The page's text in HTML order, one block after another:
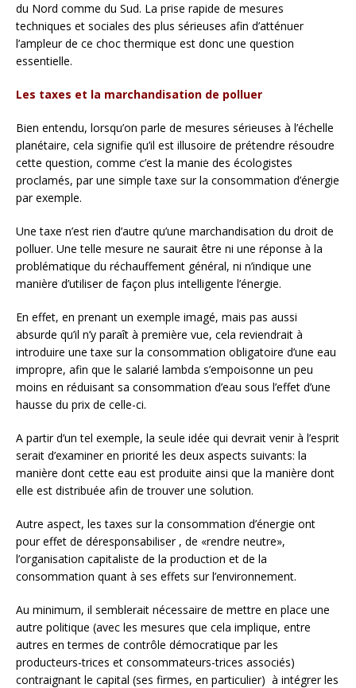
du Nord comme du Sud. La prise rapide de mesures
techniques et sociales des plus sérieuses afin d’atténuer
l’ampleur de ce choc thermique est donc une question
essentielle.
Les taxes et la marchandisation de polluer
Bien entendu, lorsqu’on parle de mesures sérieuses à l’échelle
planétaire, cela signifie qu’il est illusoire de prétendre résoudre
cette question, comme c’est la manie des écologistes
proclamés, par une simple taxe sur la consommation d’énergie
par exemple.
Une taxe n’est rien d’autre qu’une marchandisation du droit de
polluer. Une telle mesure ne saurait être ni une réponse à la
problématique du réchauffement général, ni n’indique une
manière d’utiliser de façon plus intelligente l’énergie.
En effet, en prenant un exemple imagé, mais pas aussi
absurde qu’il n’y paraît à première vue, cela reviendrait à
introduire une taxe sur la consommation obligatoire d’une eau
impropre, afin que le salarié lambda s’empoisonne un peu
moins en réduisant sa consommation d’eau sous l’effet d’une
hausse du prix de celle-ci.
A partir d’un tel exemple, la seule idée qui devrait venir à l’esprit
serait d’examiner en priorité les deux aspects suivants: la
manière dont cette eau est produite ainsi que la manière dont
elle est distribuée afin de trouver une solution.
Autre aspect, les taxes sur la consommation d’énergie ont
pour effet de déresponsabiliser , de «rendre neutre»,
l’organisation capitaliste de la production et de la
consommation quant à ses effets sur l’environnement.
Au minimum, il semblerait nécessaire de mettre en place une
autre politique (avec les mesures que cela implique, entre
autres en termes de contrôle démocratique par les
producteurs-trices et consommateurs-trices associés)
contraignant le capital (ses firmes, en particulier) à intégrer les